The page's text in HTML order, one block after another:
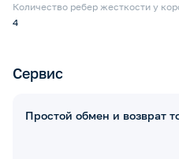
Количество ребер жесткости у
4
Сервис
Простой обмен и возврат